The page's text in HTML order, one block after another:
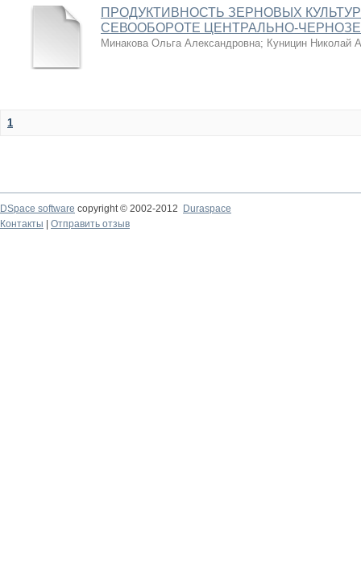
ПРОДУКТИВНОСТЬ ЗЕРНОВЫХ
СЕВООБОРОТЕ ЦЕНТРАЛЬНО-
Минакова Ольга Александровна; Куницин Николай
1
DSpace software copyright © 2002-2012
Duraspace
Контакты
Отправить отзыв